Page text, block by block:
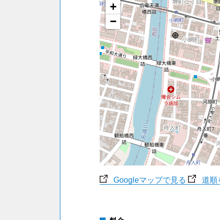
+
−
Googleマップで見る 道順